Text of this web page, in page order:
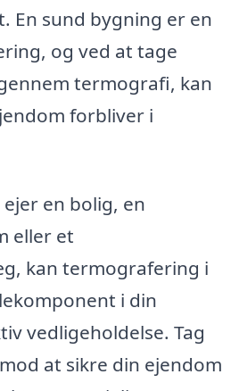
En sund bygning er en
og ved at tage
termografi, kan
forbliver i
en bolig, en
eller et
kan termografering i
i din
vedligeholdelse. Tag
at sikre din ejendom